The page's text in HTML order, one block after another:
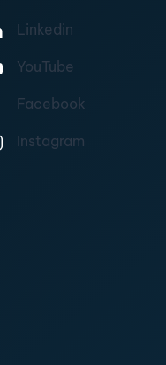
Linkedin
YouTube
Facebook
Instagram